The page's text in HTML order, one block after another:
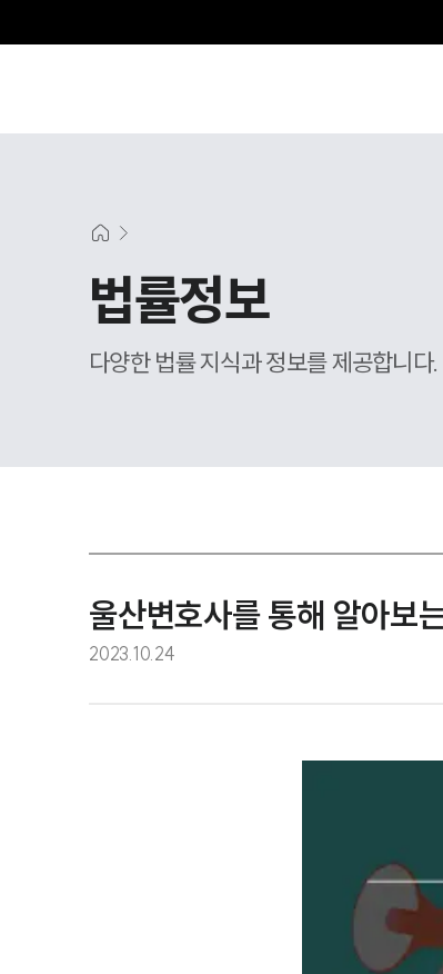
법률정보
다양한 법률 지식과 정보를 제공합니다.
울산변호사를 통해 알아보
2023.10.24